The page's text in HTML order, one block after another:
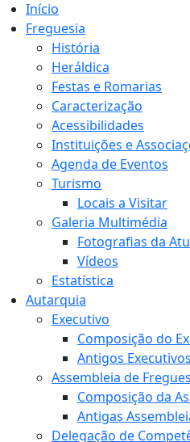
Início
Freguesia
História
Heráldica
Festas e Romarias
Caracterização
Acessibilidades
Instituições e
Agenda de Eventos
Turismo
Locais a Visitar
Galeria Multimédia
Fotografias da
Vídeos
Estatística
Autarquia
Executivo
Composição do
Antigos Executivos
Assembleia de
Composição da
Antigas
Delegação de